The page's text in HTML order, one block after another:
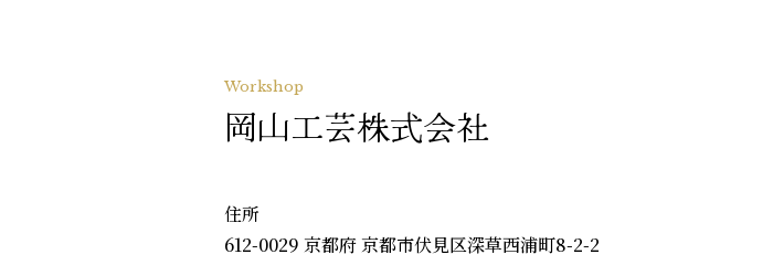
Workshop
岡山工芸株式会社
住所
612-0029 京都府 京都市伏見区深草西浦町8-2-2